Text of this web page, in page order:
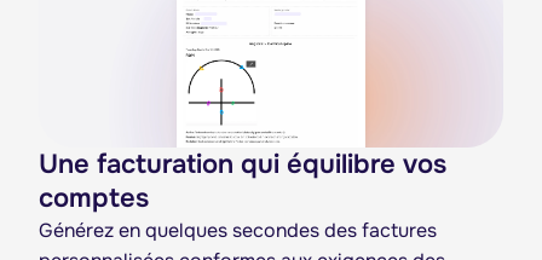
Une facturation qui équilibre vos
comptes
Générez en quelques secondes des factures